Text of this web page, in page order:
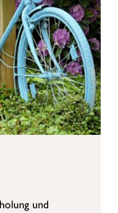
und